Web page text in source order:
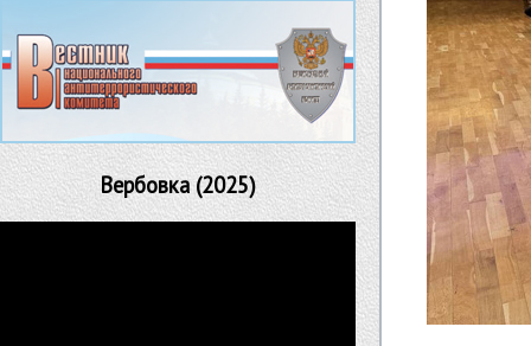
Вербовка (2025)